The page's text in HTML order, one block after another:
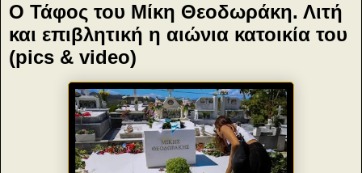
Ο Τάφος του Μίκη Θεοδωράκη. Λιτή
και επιβλητική η αιώνια κατοικία του
(pics & video)